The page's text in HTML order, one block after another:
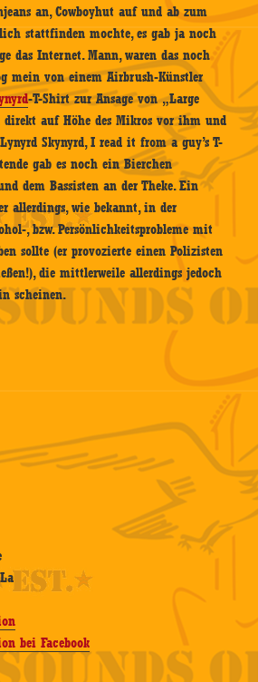
an, Cowboyhut auf und ab zum
stattfinden mochte, es gab ja noch
das Internet. Mann, waren das noch
mein von einem Airbrush-Künstler
-T-Shirt zur Ansage von „Large
auf Höhe des Mikros vor ihm und
Skynyrd, I read it from a guy’s T-
gab es noch ein Bierchen
dem Bassisten an der Theke. Ein
allerdings, wie bekannt, in der
, bzw. Persönlichkeitsprobleme mit
sollte (er provozierte einen Polizisten
die mittlerweile allerdings jedoch
scheinen.
bei Facebook